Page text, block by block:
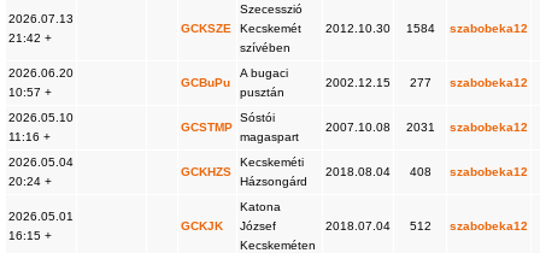
2026.07.13
21:42 +
GCKSZE
Szecesszió
Kecskemét
szívében
2012.10.30 1584 szabobeka12
2026.06.20
10:57 +
GCBuPu
A bugaci
pusztán
2002.12.15 277 szabobeka12
2026.05.10
11:16 +
GCSTMP
Sóstói
magaspart
2007.10.08 2031 szabobeka12
2026.05.04
20:24 +
GCKHZS
Kecskeméti
Házsongárd
2018.08.04 408 szabobeka12
2026.05.01
16:15 +
GCKJK
Katona
József
Kecskeméten
2018.07.04 512 szabobeka12